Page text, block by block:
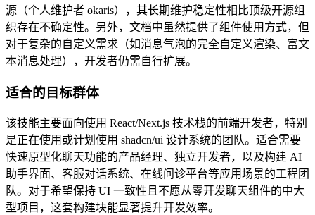
源（个人维护者 okaris），其长期维护稳定性相比顶级开源组
织存在不确定性。另外，文档中虽然提供了组件使用方式，但
对于复杂的自定义需求（如消息气泡的完全自定义渲染、富文
本消息处理），开发者仍需自行扩展。
适合的目标群体
该技能主要面向使用 React/Next.js 技术栈的前端开发者，特别
是正在使用或计划使用 shadcn/ui 设计系统的团队。适合需要
快速原型化聊天功能的产品经理、独立开发者，以及构建 AI
助手界面、客服对话系统、在线问诊平台等应用场景的工程团
队。对于希望保持 UI 一致性且不愿从零开发聊天组件的中大
型项目，这套构建块能显著提升开发效率。